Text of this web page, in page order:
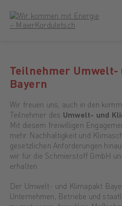
Teilnehmer
Bayern
Wir freuen uns, auch in den
Teilnehmer des Umwelt- und
Mit diesem freiwilligen
mehr Nachhaltigkeit und
gesetzlichen Anforderungen
wir für die Schmierstoff GmbH
erhalten.
Der Umwelt- und Klimapakt
Unternehmen, Betriebe und